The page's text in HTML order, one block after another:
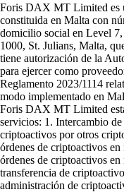
Foris DAX MT Limited es
constituida en Malta con
domicilio social en Level
1000, St. Julians, Malta,
tiene autorización de la
para ejercer como
Reglamento 2023/1114
modo implementado en
Foris DAX MT Limited
servicios: 1. Intercambio
criptoactivos por otros
órdenes de criptoactivos
órdenes de criptoactivos
transferencia de
administración de